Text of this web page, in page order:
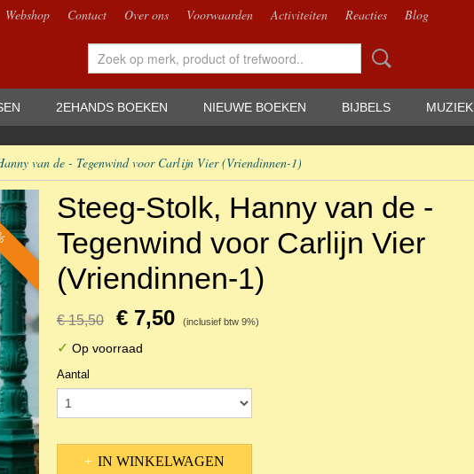
Webshop Contact Over ons Voorwaarden Activiteiten Reacties Blog
2EHANDS BOEKEN NIEUWE BOEKEN BIJBELS MUZIEK
van de - Tegenwind voor Carlijn Vier (Vriendinnen-1)
Steeg-Stolk, Hanny van de -
Tegenwind voor Carlijn Vier
(Vriendinnen-1)
€ 15,50 € 7,50 (inclusief btw 9%)
✓ Op voorraad
Aantal
IN WINKELWAGEN